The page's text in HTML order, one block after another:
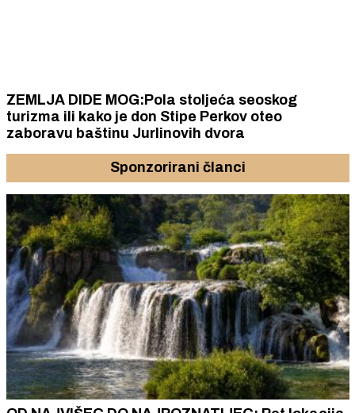
ZEMLJA DIDE MOG:Pola stoljeća seoskog
turizma ili kako je don Stipe Perkov oteo
zaboravu baštinu Jurlinovih dvora
Sponzorirani članci